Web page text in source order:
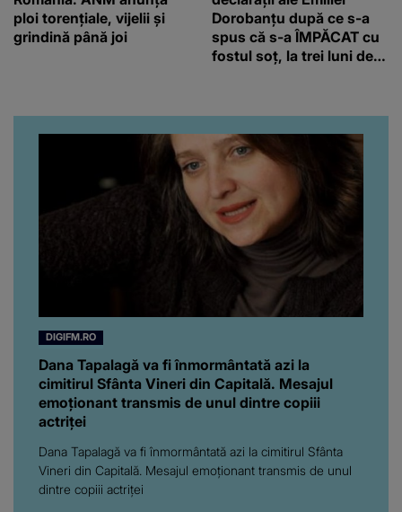
ploi torențiale, vijelii și
grindină până joi
Dorobanțu după ce s-a
spus că s-a ÎMPĂCAT cu
fostul soț, la trei luni de
artistă i-a lăsat MASCĂ
pe toți. De data aceasta,
chiar a rupt tăcerea:
”Poate că aveam să ne
spunem, să ne...”
DIGIFM.RO
Dana Tapalagă va fi înmormântată azi la
cimitirul Sfânta Vineri din Capitală. Mesajul
emoționant transmis de unul dintre copiii
actriței
Dana Tapalagă va fi înmormântată azi la cimitirul Sfânta
Vineri din Capitală. Mesajul emoționant transmis de unul
dintre copiii actriței